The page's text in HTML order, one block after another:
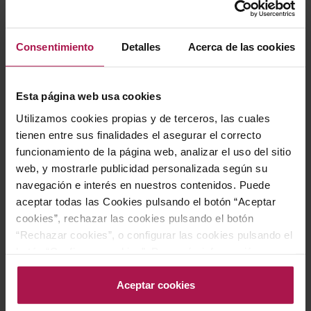
Consentimiento Detalles Acerca de las cookies
Esta página web usa cookies
Utilizamos cookies propias y de terceros, las cuales
tienen entre sus finalidades el asegurar el correcto
funcionamiento de la página web, analizar el uso del sitio
web, y mostrarle publicidad personalizada según su
navegación e interés en nuestros contenidos. Puede
aceptar todas las Cookies pulsando el botón “Aceptar
cookies”, rechazar las cookies pulsando el botón
“Rechazar cookies”, o configurar las cookies pulsando el
acceda a nuestra Política de Cookies.Para más
información acceda a nuestraPolítica de Cookies
Aceptar cookies
Elaborado bajo los principios más estrictos de la
agricultura biodinámica y orgánica, el Franck Pascal
limitada que nace de un ensamblaje de Pinot Meunier,
Pinot Noir y Chardonnay. Una expresión de autor que
pone la pureza del terroir francés en el centro,
desafiando con cada añada el concepto convencional
de elegancia en el champagne.